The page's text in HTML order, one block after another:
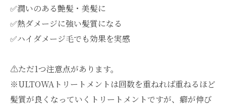
✅潤いのある艶髪・美髪に
✅熱ダメージに強い髪質になる
✅ハイダメージ毛でも効果を実感
⚠️ただ1つ注意点があります。
※ULTOWAトリートメントは回数を重ねれば重ねるほど
髪質が良くなっていくトリートメントですが、癖が伸び